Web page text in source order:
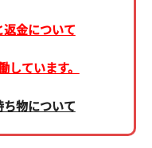
索
刊行物
金について
ています。
物について